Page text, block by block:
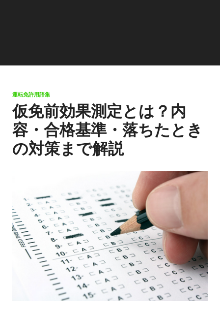
運転免許用語集
仮免前効果測定とは？内
容・合格基準・落ちたとき
の対策まで解説